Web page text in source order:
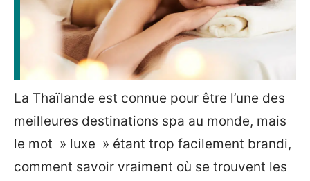
La Thaïlande est connue pour être l’une des
meilleures destinations spa au monde, mais
le mot » luxe » étant trop facilement brandi,
comment savoir vraiment où se trouvent les